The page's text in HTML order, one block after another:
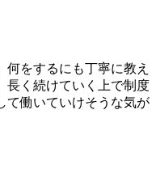
何をするにも丁寧に教え
長く続けていく上で制度
て働いていけそうな気が